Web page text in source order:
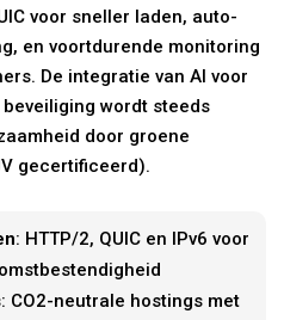
voor sneller laden, auto-
en voortdurende monitoring
De integratie van AI voor
wordt steeds
door groene
gecertificeerd).
: HTTP/2, QUIC en IPv6 voor
: CO2-neutrale hostings met